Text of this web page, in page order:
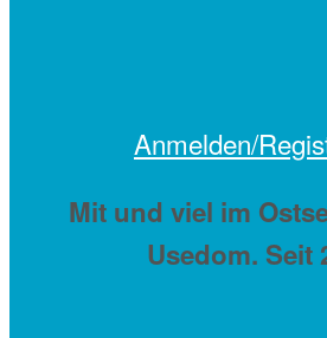
Anmelden/
Mit und viel im
Usedom. Seit